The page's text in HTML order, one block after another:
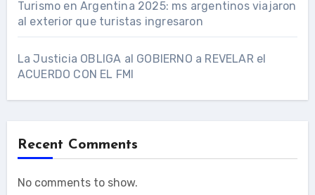
Turismo en Argentina 2025: ms argentinos viajaron
al exterior que turistas ingresaron
La Justicia OBLIGA al GOBIERNO a REVELAR el
ACUERDO CON EL FMI
Recent Comments
No comments to show.